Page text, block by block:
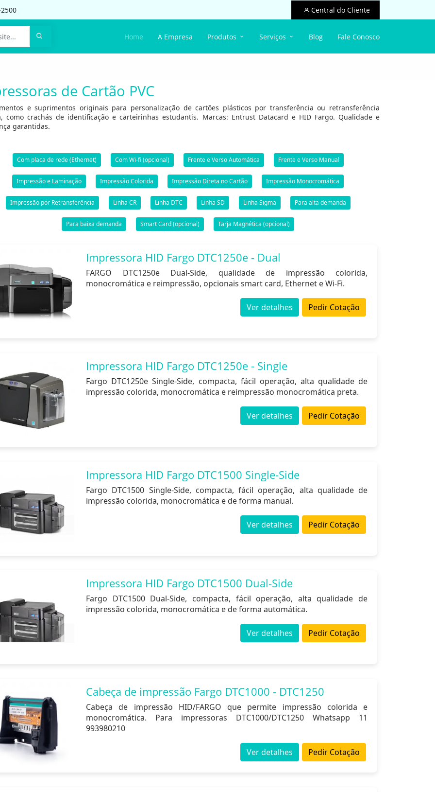
Central do Cliente
Home A Empresa Produtos Serviços Blog Fale Conosco
de Cartão PVC
e suprimentos originais para personalização de cartões plásticos por transferência ou retransferência
como crachás de identificação e carteirinhas estudantis. Marcas: Entrust Datacard e HID Fargo. Qualidade e
garantidas.
Com placa de rede (Ethernet) Com Wi-fi (opcional) Frente e Verso Automática Frente e Verso Manual
Impressão e Laminação Impressão Colorida Impressão Direta no Cartão Impressão Monocromática
Impressão por Retransferência Linha CR Linha DTC Linha SD Linha Sigma Para alta demanda
Para baixa demanda Smart Card (opcional) Tarja Magnética (opcional)
Impressora HID Fargo DTC1250e - Dual
FARGO DTC1250e Dual-Side, qualidade de impressão colorida,
monocromática e reimpressão, opcionais smart card, Ethernet e Wi-Fi.
Pedir Cotação
Ver detalhes
Impressora HID Fargo DTC1250e - Single
Fargo DTC1250e Single-Side, compacta, fácil operação, alta qualidade de
impressão colorida, monocromática e reimpressão monocromática preta.
Pedir Cotação
Ver detalhes
Impressora HID Fargo DTC1500 Single-Side
Fargo DTC1500 Single-Side, compacta, fácil operação, alta qualidade de
impressão colorida, monocromática e de forma manual.
Pedir Cotação
Ver detalhes
Impressora HID Fargo DTC1500 Dual-Side
Fargo DTC1500 Dual-Side, compacta, fácil operação, alta qualidade de
impressão colorida, monocromática e de forma automática.
Pedir Cotação
Ver detalhes
Cabeça de impressão Fargo DTC1000 - DTC1250
Cabeça de impressão HID/FARGO que permite impressão colorida e
monocromática. Para impressoras DTC1000/DTC1250 Whatsapp 11
993980210
Pedir Cotação
Ver detalhes